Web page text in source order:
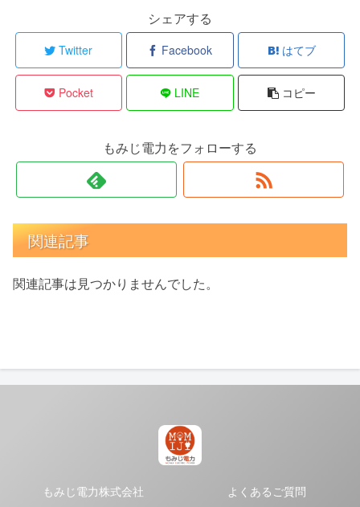
シェアする
Twitter Facebook はてブ
Pocket LINE コピー
もみじ電力をフォローする
関連記事
関連記事は見つかりませんでした。
もみじ電力株式会社
よくあるご質問